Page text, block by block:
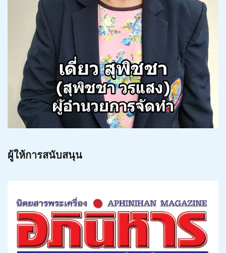
ผู้ให้การสนับสนุน